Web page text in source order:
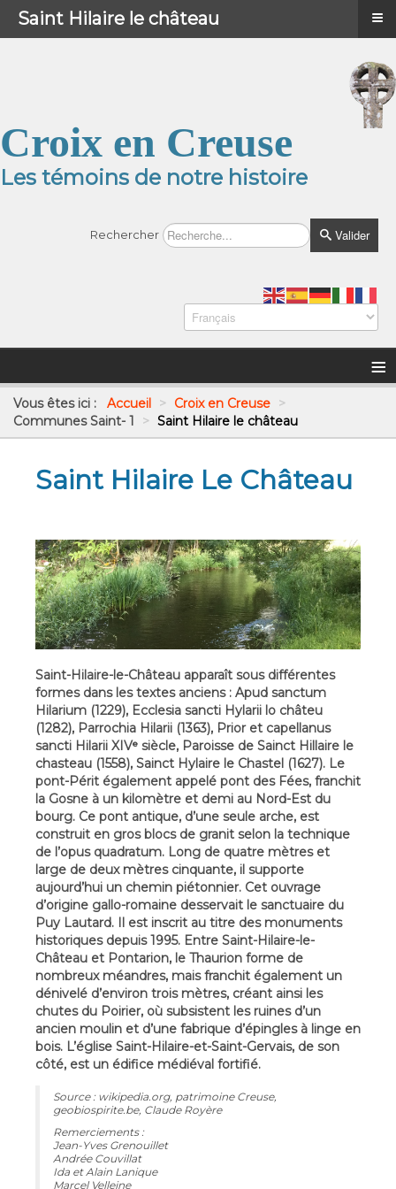
Croix en Creuse
Les témoins de notre histoire
Rechercher Valider
≡
Vous êtes ici : Accueil > Croix en Creuse >
Communes Saint- 1
> Saint Hilaire le château
Saint Hilaire Le Château
Saint-Hilaire-le-Château apparaît sous différentes
formes dans les textes anciens : Apud sanctum
Hilarium (1229), Ecclesia sancti Hylarii lo châteu
(1282), Parrochia Hilarii (1363), Prior et capellanus
sancti Hilarii XIVᵉ siècle, Paroisse de Sainct Hillaire le
chasteau (1558), Sainct Hylaire le Chastel (1627). Le
pont-Périt également appelé pont des Fées, franchit
la Gosne à un kilomètre et demi au Nord-Est du
bourg. Ce pont antique, d’une seule arche, est
construit en gros blocs de granit selon la technique
de l’opus quadratum. Long de quatre mètres et
large de deux mètres cinquante, il supporte
aujourd’hui un chemin piétonnier. Cet ouvrage
d’origine gallo-romaine desservait le sanctuaire du
Puy Lautard. Il est inscrit au titre des monuments
historiques depuis 1995. Entre Saint-Hilaire-le-
Château et Pontarion, le Thaurion forme de
nombreux méandres, mais franchit également un
dénivelé d’environ trois mètres, créant ainsi les
chutes du Poirier, où subsistent les ruines d’un
ancien moulin et d’une fabrique d’épingles à linge en
bois. L’église Saint-Hilaire-et-Saint-Gervais, de son
côté, est un édifice médiéval fortifié.
Source : wikipedia.org, patrimoine Creuse,
geobiospirite.be, Claude Royère
Remerciements :
Jean-Yves Grenouillet
Andrée Couvillat
Ida et Alain Lanique
Marcel Velleine
Menu ≡
Saint Hilaire le château ≡